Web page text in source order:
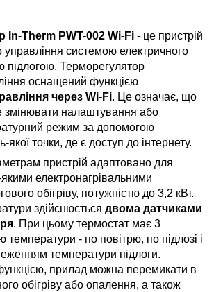
In-Therm PWT-002 Wi-Fi - це пристрій
управління системою електричного
підлогою. Терморегулятор
оснащений функцією
через Wi-Fi. Це означає, що
змінювати налаштування або
режим за допомогою
точки, де є доступ до інтернету.
пристрій адаптовано для
електронагрівальними
обігріву, потужністю до 3,2 кВт.
здійснюється двома датчиками
. При цьому термостат має 3
- по повітрю, по підлозі і
температури підлоги.
прилад можна перемикати в
обігріву або опалення, а також